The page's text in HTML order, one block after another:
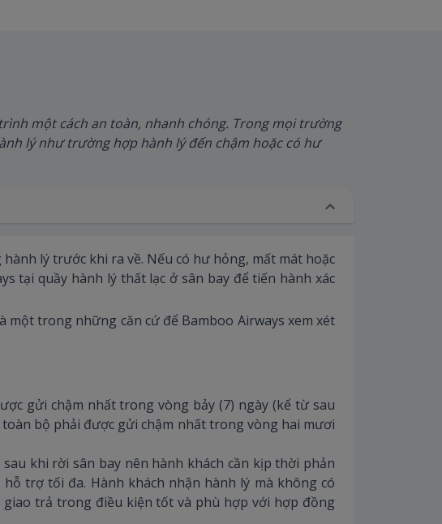
một cách an toàn, nhanh chóng. Trong mọi trường
lý như trường hợp hành lý đến chậm hoặc có hư
lý trước khi ra về. Nếu có hư hỏng, mất mát hoặc
tại quầy hành lý thất lạc ở sân bay để tiến hành xác
một trong những căn cứ để Bamboo Airways xem xét
gửi chậm nhất trong vòng bảy (7) ngày (kể từ sau
bộ phải được gửi chậm nhất trong vòng hai mươi
khi rời sân bay nên hành khách cần kịp thời phản
trợ tối đa. Hành khách nhận hành lý mà không có
trả trong điều kiện tốt và phù hợp với hợp đồng